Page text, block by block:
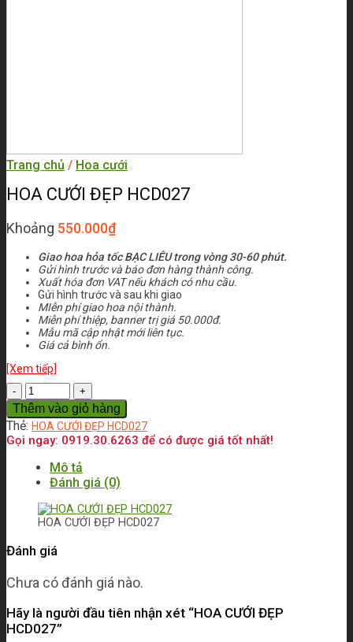
Trang chủ / Hoa cưới
HOA CƯỚI ĐẸP HCD027
Khoảng 550.000₫
Giao hoa hỏa tốc BẠC LIÊU trong vòng 30-60 phút.
Gửi hình trước và báo đơn hàng thành công.
Xuất hóa đơn VAT nếu khách có nhu cầu.
Gửi hình trước và sau khi giao
MIễn phí giao hoa nội thành.
Miễn phí thiệp, banner trị giá 50.000đ.
Mẫu mã cập nhật mới liên tục.
Giá cả bình ổn.
[Xem tiếp]
Số
lượng
Thêm vào giỏ hàng
Thẻ: HOA CƯỚI ĐẸP HCD027
Gọi ngay: 0919.30.6263 để có được giá tốt nhất!
Mô tả
Đánh giá (0)
HOA CƯỚI ĐẸP HCD027
Đánh giá
Chưa có đánh giá nào.
Hãy là người đầu tiên nhận xét “HOA CƯỚI ĐẸP
HCD027”